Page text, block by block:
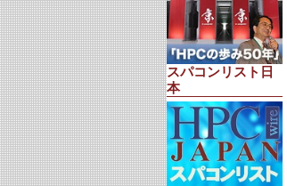
スパコンリスト日
本